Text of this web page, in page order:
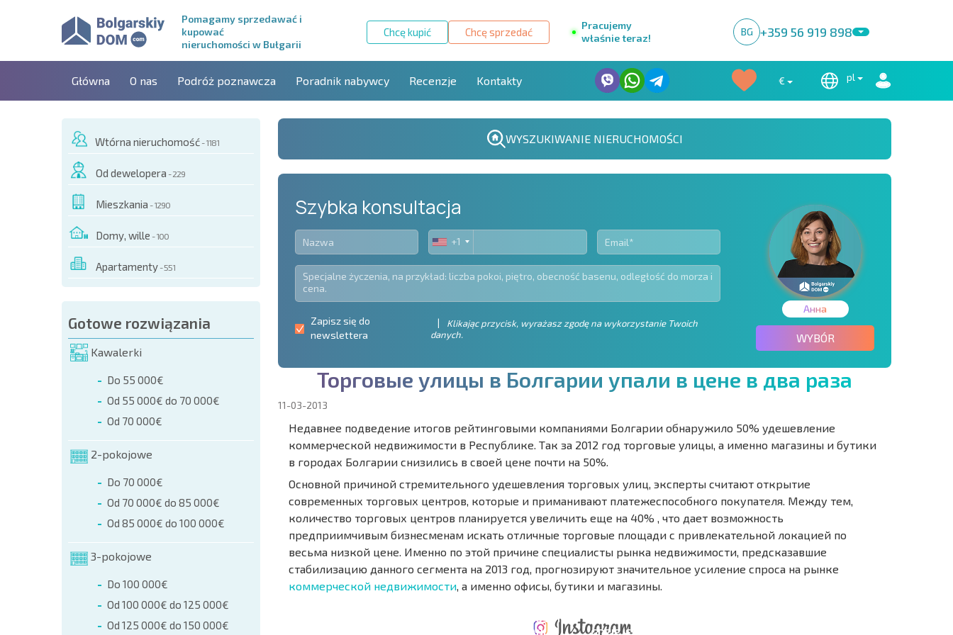
Pomagamy sprzedawać i
kupować
nieruchomości w Bułgarii
Chcę kupić Chcę sprzedać
Pracujemy
właśnie teraz!
BG +359 56 919 898
Główna O nas Podróż poznawcza Poradnik nabywcy Recenzje Kontakty € pl
Wtórna nieruchomość - 1181
Od dewelopera - 229
Mieszkania - 1290
Domy, wille - 100
Apartamenty - 551
Gotowe rozwiązania
Kawalerki
Do 55 000€
Od 55 000€ do 70 000€
Od 70 000€
2-pokojowe
Do 70 000€
Od 70 000€ do 85 000€
Od 85 000€ do 100 000€
3-pokojowe
Do 100 000€
Od 100 000€ do 125 000€
Od 125 000€ do 150 000€
WYSZUKIWANIE NIERUCHOMOŚCI
Szybka konsultacja
United
+1
+1
Zapisz się do
newslettera
Klikając przycisk, wyrażasz zgodę na wykorzystanie Twoich
danych.
Анна
WYBÓR
Торговые улицы в Болгарии упали в цене в два раза
11-03-2013
Недавнее подведение итогов рейтинговыми компаниями Болгарии обнаружило 50% удешевление
коммерческой недвижимости в Республике. Так за 2012 год торговые улицы, а именно магазины и бутики
в городах Болгарии снизились в своей цене почти на 50%.
Основной причиной стремительного удешевления торговых улиц, эксперты считают открытие
современных торговых центров, которые и приманивают платежеспособного покупателя. Между тем,
количество торговых центров планируется увеличить еще на 40% , что дает возможность
предприимчивым бизнесменам искать отличные торговые площади с привлекательной локацией по
весьма низкой цене. Именно по этой причине специалисты рынка недвижимости, предсказавшие
стабилизацию данного сегмента на 2013 год, прогнозируют значительное усиление спроса на рынке
коммерческой недвижимости, а именно офисы, бутики и магазины.
ROCZNE KOSZTY
UTRZYMANIA
GDZIE JEST 6%